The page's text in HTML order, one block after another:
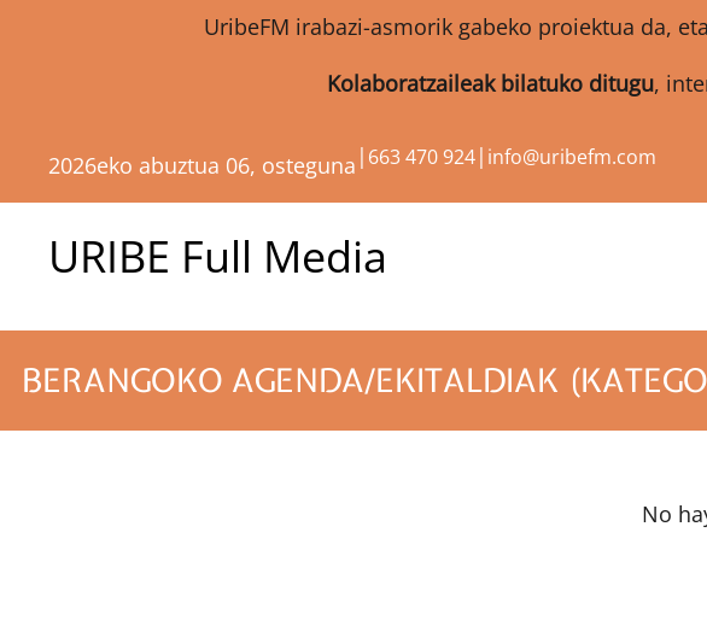
UribeFM irabazi-asmorik gabeko proiektua da,
Kolaboratzaileak bilatuko ditugu,
2026eko abuztua 06, osteguna | 663 470 924| info@uribefm.com
URIBE Full Media
BERANGOKO AGENDA/EKITALDIAK
No